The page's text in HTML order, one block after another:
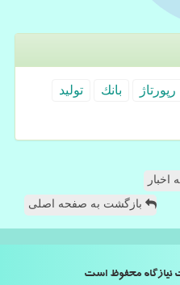
رپورتاژ بانك
تولید
اخبار
بازگشت به صفحه اصلی